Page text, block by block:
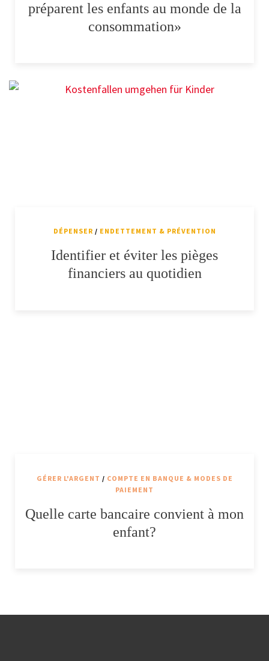
préparent les enfants au monde de la
consommation»
DÉPENSER / ENDETTEMENT & PRÉVENTION
Identifier et éviter les pièges
financiers au quotidien
GÉRER L'ARGENT / COMPTE EN BANQUE & MODES DE
PAIEMENT
Quelle carte bancaire convient à mon
enfant?